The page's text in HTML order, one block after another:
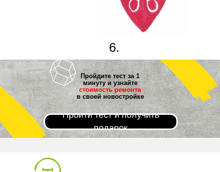
6.
Новоселье!
Пройдите тест за 1
минуту и узнайте
стоимость ремонта
в своей новостройке
Пройти тест и получить
подарок